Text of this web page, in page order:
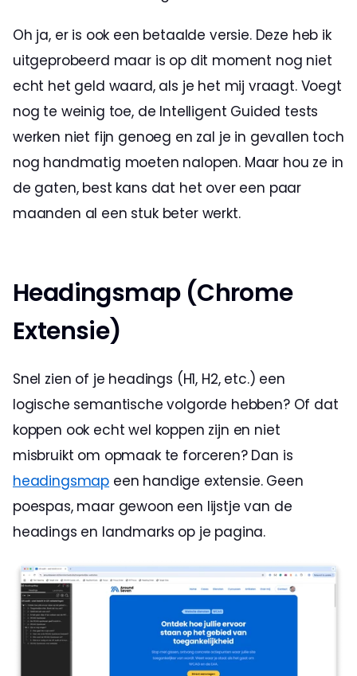
Oh ja, er is ook een betaalde versie. Deze heb ik
uitgeprobeerd maar is op dit moment nog niet
echt het geld waard, als je het mij vraagt. Voegt
nog te weinig toe, de Intelligent Guided tests
werken niet fijn genoeg en zal je in gevallen toch
nog handmatig moeten nalopen. Maar hou ze in
de gaten, best kans dat het over een paar
maanden al een stuk beter werkt.
Headingsmap (Chrome
Extensie)
Snel zien of je headings (H1, H2, etc.) een
logische semantische volgorde hebben? Of dat
koppen ook echt wel koppen zijn en niet
headingsmap een handige extensie. Geen
poespas, maar gewoon een lijstje van de
headings en landmarks op je pagina.